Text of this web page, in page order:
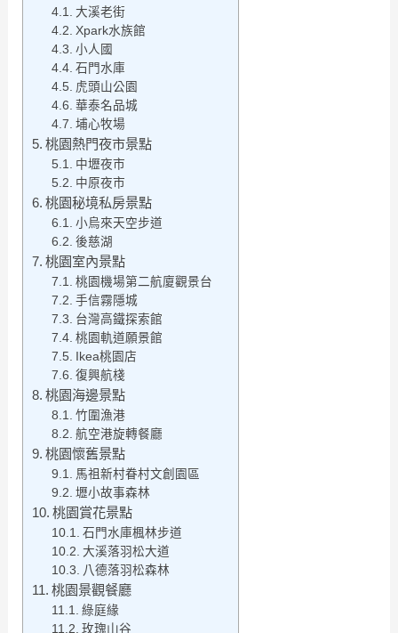
大溪老街
Xpark水族館
小人國
石門水庫
虎頭山公園
華泰名品城
埔心牧場
桃園熱門夜市景點
中壢夜市
中原夜市
桃園秘境私房景點
小烏來天空步道
後慈湖
桃園室內景點
桃園機場第二航廈觀景台
手信霧隱城
台灣高鐵探索館
桃園軌道願景館
Ikea桃園店
復興航棧
桃園海邊景點
竹圍漁港
航空港旋轉餐廳
桃園懷舊景點
馬祖新村眷村文創園區
壢小故事森林
桃園賞花景點
石門水庫楓林步道
大溪落羽松大道
八德落羽松森林
桃園景觀餐廳
綠庭緣
玫瑰山谷